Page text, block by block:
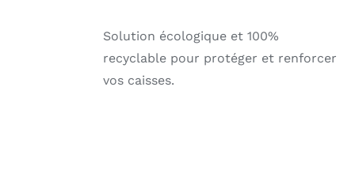
Solution écologique et 100%
recyclable pour protéger et renforcer
vos caisses.